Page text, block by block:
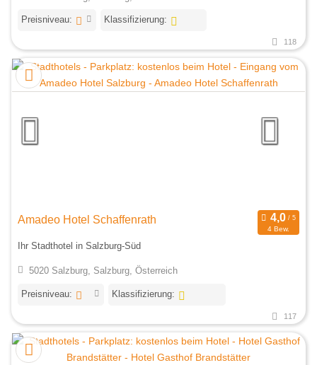
Preisniveau: Klassifizierung:
118
Amadeo Hotel Schaffenrath
4 Bew.
Ihr Stadthotel in Salzburg-Süd
5020 Salzburg, Salzburg, Österreich
Preisniveau: Klassifizierung:
117